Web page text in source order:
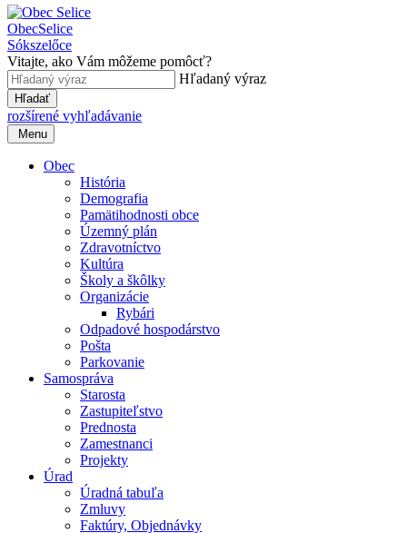
ObecSelice
Sókszelőce
Vitajte, ako Vám môžeme pomôcť?
Hľadaný výraz
Hľadať
rozšírené vyhľadávanie
Menu
Obec
História
Demografia
Pamätihodnosti obce
Územný plán
Zdravotníctvo
Kultúra
Školy a škôlky
Organizácie
Rybári
Odpadové hospodárstvo
Pošta
Parkovanie
Samospráva
Starosta
Zastupiteľstvo
Prednosta
Zamestnanci
Projekty
Úrad
Úradná tabuľa
Zmluvy
Faktúry, Objednávky